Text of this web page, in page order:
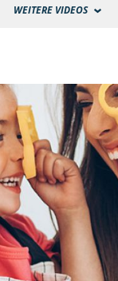
WEITERE VIDEOS